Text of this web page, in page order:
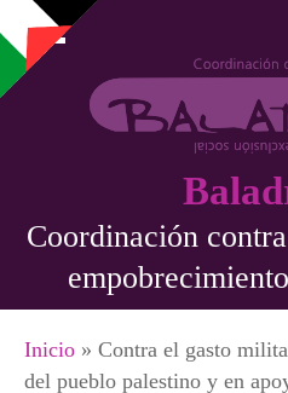
Pasar al contenido principal
Coordinación
Se encuentra
Inicio » Contra el gasto
del pueblo palestino y en